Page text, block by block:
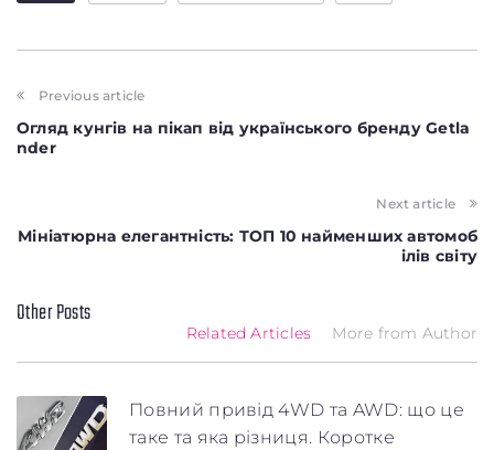
Previous article
Огляд кунгів на пікап від українського бренду Getla
nder
Next article
Мініатюрна елегантність: ТОП 10 найменших автомоб
ілів світу
Other Posts
Related Articles More from Author
Повний привід 4WD та AWD: що це
таке та яка різниця. Коротке
Параграф